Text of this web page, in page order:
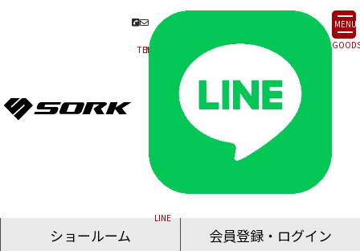
MENU
ショールーム
会員登録・ログイン